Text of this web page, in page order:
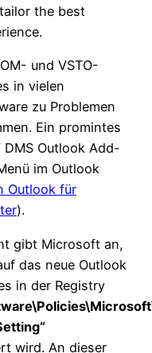
the best
und VSTO-
in vielen
zu Problemen
Ein promintes
DMS Outlook Add-
im Outlook
Outlook für
).
gibt Microsoft an,
das neue Outlook
in der Registry
wird. An dieser